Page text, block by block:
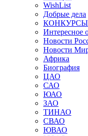
WishList
Добрые дела
КОНКУРСЫ
Интересное
Новости
Новости
Африка
Биография
ЦАО
САО
ЮАО
ЗАО
ТИНАО
СВАО
ЮВАО